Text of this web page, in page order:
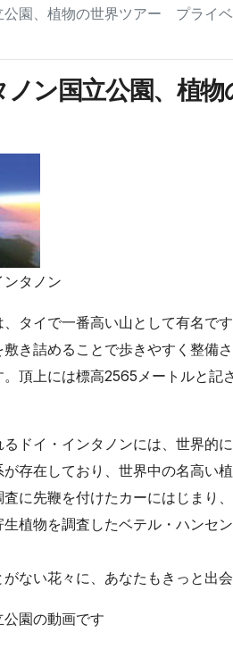
公園、植物の世界ツアー プライ
ノン国立公園、植
タノン
タイで一番高い山として有名で
き詰めることで歩きやすく整備
頂上には標高2565メートルと記
ドイ・インタノンには、世界的
存在しており、世界中の名高い
に先鞭を付けたカーにはじまり
植物を調査したベテル・ハンセ
ない花々に、あなたもきっと出会
公園の動画です